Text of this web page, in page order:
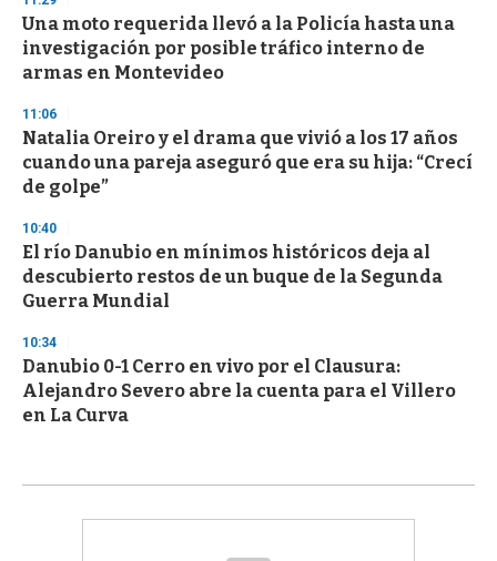
Una moto requerida llevó a la Policía hasta una
investigación por posible tráfico interno de
armas en Montevideo
11:06
Natalia Oreiro y el drama que vivió a los 17 años
cuando una pareja aseguró que era su hija: “Crecí
de golpe”
10:40
El río Danubio en mínimos históricos deja al
descubierto restos de un buque de la Segunda
Guerra Mundial
10:34
Danubio 0-1 Cerro en vivo por el Clausura:
Alejandro Severo abre la cuenta para el Villero
en La Curva